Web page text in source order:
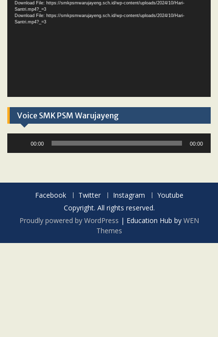
Download File: https://smkpsmwarujayeng.sch.id/wp-content/uploads/2024/10/Hari-
Santri.mp4?_=3
Download File: https://smkpsmwarujayeng.sch.id/wp-content/uploads/2024/10/Hari-
Santri.mp4?_=3
Voice SMK PSM Warujayeng
00:00 00:00
Facebook Twitter Instagram
Youtube
Copyright. All rights reserved.
Proudly powered by WordPress | Education Hub by WEN
Themes